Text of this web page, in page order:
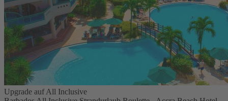
Upgrade auf All Inclusive